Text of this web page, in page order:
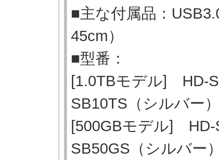
■主な付属品：
45cm）
■型番：
[1.0TBモデル] HD-
SB10TS（シルバー
[500GBモデル] HD-
SB50GS（シルバー